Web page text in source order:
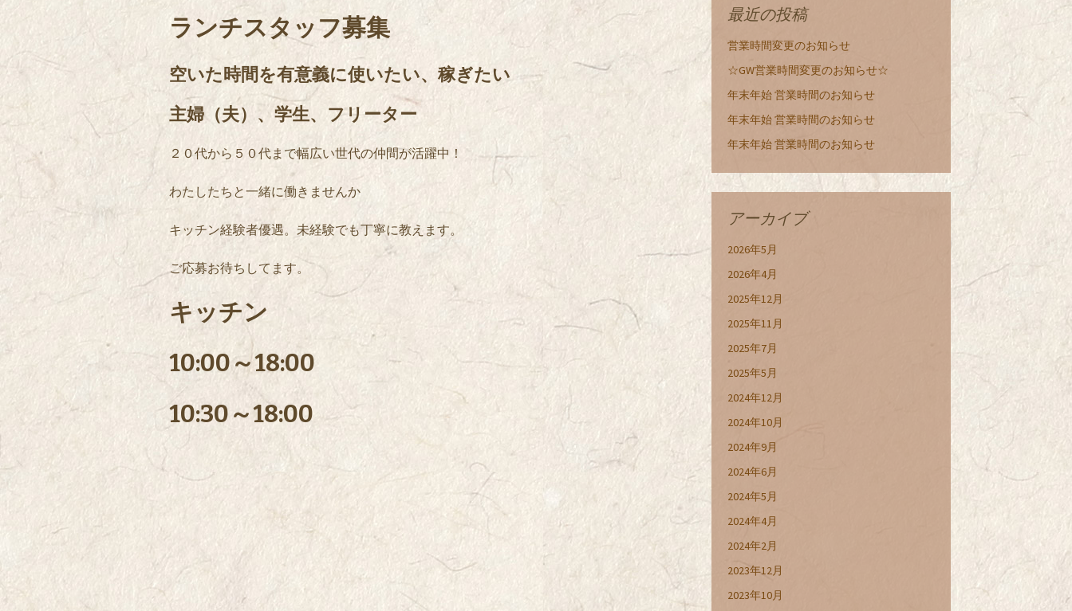
ランチスタッフ募集
空いた時間を有意義に使いたい、稼ぎたい
主婦（夫）、学生、フリーター
２０代から５０代まで幅広い世代の仲間が活躍中！
わたしたちと一緒に働きませんか
キッチン経験者優遇。未経験でも丁寧に教えます。
ご応募お待ちしてます。
キッチン
10:00～18:00
10:30～18:00
最近の投稿
営業時間変更のお知らせ
☆GW営業時間変更のお知らせ☆
年末年始 営業時間のお知らせ
年末年始 営業時間のお知らせ
年末年始 営業時間のお知らせ
アーカイブ
2026年5月
2026年4月
2025年12月
2025年11月
2025年7月
2025年5月
2024年12月
2024年10月
2024年9月
2024年6月
2024年5月
2024年4月
2024年2月
2023年12月
2023年10月